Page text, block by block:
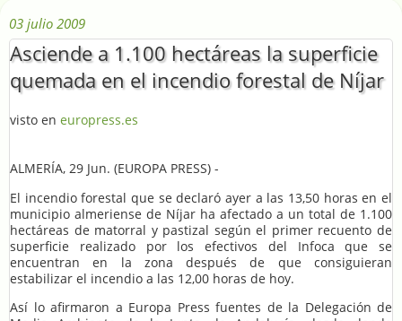
03 julio 2009
Asciende a 1.100 hectáreas la superficie
quemada en el incendio forestal de Níjar
visto en europress.es
ALMERÍA, 29 Jun. (EUROPA PRESS) -
El incendio forestal que se declaró ayer a las 13,50 horas en el
municipio almeriense de Níjar ha afectado a un total de 1.100
hectáreas de matorral y pastizal según el primer recuento de
superficie realizado por los efectivos del Infoca que se
encuentran en la zona después de que consiguieran
estabilizar el incendio a las 12,00 horas de hoy.
Así lo afirmaron a Europa Press fuentes de la Delegación de